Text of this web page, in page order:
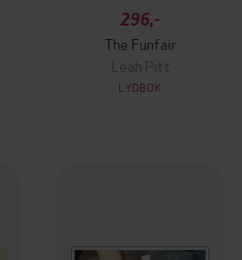
296,-
The Funfair
Leah Pitt
LYDBOK